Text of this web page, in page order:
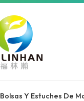
Bolsas Y Estuches De